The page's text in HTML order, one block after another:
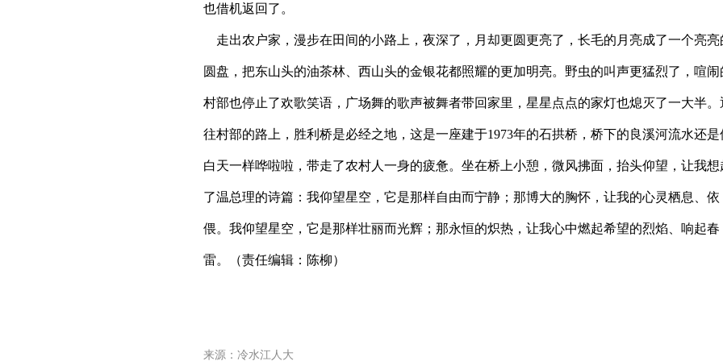
也借机返回了。
走出农户家，漫步在田间的小路上，夜深了，月却更圆更亮了，长毛的月亮成了一个亮亮
圆盘，把东山头的油茶林、西山头的金银花都照耀的更加明亮。野虫的叫声更猛烈了，喧闹
村部也停止了欢歌笑语，广场舞的歌声被舞者带回家里，星星点点的家灯也熄灭了一大半。
往村部的路上，胜利桥是必经之地，这是一座建于1973年的石拱桥，桥下的良溪河流水还是
白天一样哗啦啦，带走了农村人一身的疲惫。坐在桥上小憩，微风拂面，抬头仰望，让我想
了温总理的诗篇：我仰望星空，它是那样自由而宁静；那博大的胸怀，让我的心灵栖息、依
偎。我仰望星空，它是那样壮丽而光辉；那永恒的炽热，让我心中燃起希望的烈焰、响起春
雷。（责任编辑：陈柳）
来源：冷水江人大